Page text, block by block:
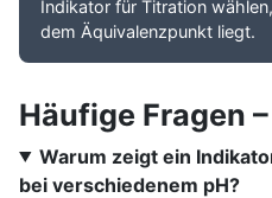
Indikator für Titration
dem Äquivalenzpunkt liegt.
Häufige Fragen
Warum zeigt ein
bei verschiedenem pH?